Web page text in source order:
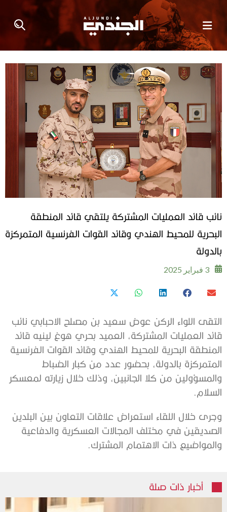
نائب قائد العمليات المشتركة يلتقي قائد المنطقة
البحرية للمحيط الهندي وقائد القوات الفرنسية المتمركزة
بالدولة
3 فبراير 2025
التقى اللواء الركن عوض سعيد بن مصلح الاحبابي نائب
قائد العمليات المشتركة، العميد بحري هوغ لينيه قائد
المنطقة البحرية للمحيط الهندي وقائد القوات الفرنسية
المتمركزة بالدولة، بحضور عدد من كبار الضباط
والمسؤولين من كلا الجانبين، وذلك خلال زيارته لمعسكر
السلام.
وجرى خلال اللقاء استعراض علاقات التعاون بين البلدين
الصديقين في مختلف المجالات العسكرية والدفاعية
والمواضيع ذات الاهتمام المشترك.
أخبار ذات صلة